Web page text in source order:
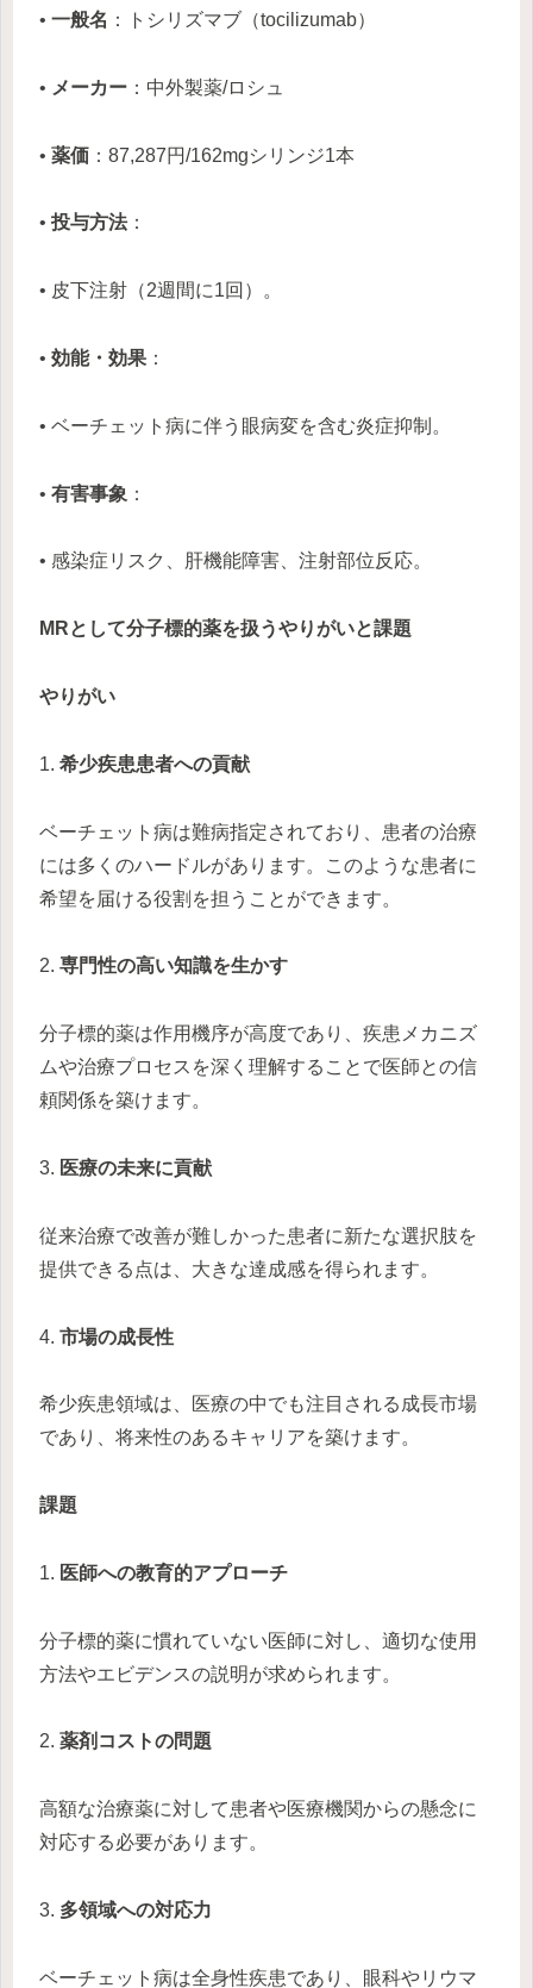
• 一般名 ：トシリズマブ（tocilizumab）
• メーカー ：中外製薬/ロシュ
• 薬価 ：87,287円/162mgシリンジ1本
• 投与方法：
• 皮下注射（2週間に1回）。
• 効能・効果 ：
• ベーチェット病に伴う眼病変を含む炎症抑制。
• 有害事象 ：
• 感染症リスク、肝機能障害、注射部位反応。
MRとして分子標的薬を扱うやりがいと課題
やりがい
1. 希少疾患患者への貢献
ベーチェット病は難病指定されており、患者の治療
には多くのハードルがあります。このような患者に
希望を届ける役割を担うことができます。
2. 専門性の高い知識を生かす
分子標的薬は作用機序が高度であり、疾患メカニズ
ムや治療プロセスを深く理解することで医師との信
頼関係を築けます。
3. 医療の未来に貢献
従来治療で改善が難しかった患者に新たな選択肢を
提供できる点は、大きな達成感を得られます。
4. 市場の成長性
希少疾患領域は、医療の中でも注目される成長市場
であり、将来性のあるキャリアを築けます。
課題
1. 医師への教育的アプローチ
分子標的薬に慣れていない医師に対し、適切な使用
方法やエビデンスの説明が求められます。
2. 薬剤コストの問題
高額な治療薬に対して患者や医療機関からの懸念に
対応する必要があります。
3. 多領域への対応力
ベーチェット病は全身性疾患であり、眼科やリウマ